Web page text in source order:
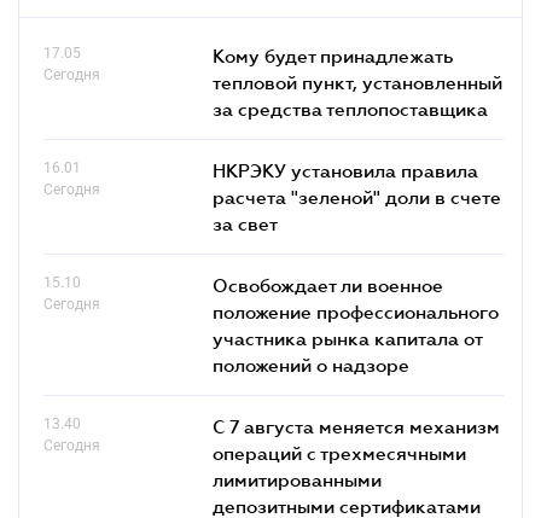
17.05
Сегодня
Кому будет принадлежать
тепловой пункт, установленный
за средства теплопоставщика
16.01
Сегодня
НКРЭКУ установила правила
расчета "зеленой" доли в счете
за свет
15.10
Сегодня
Освобождает ли военное
положение профессионального
участника рынка капитала от
положений о надзоре
13.40
Сегодня
С 7 августа меняется механизм
операций с трехмесячными
лимитированными
депозитными сертификатами